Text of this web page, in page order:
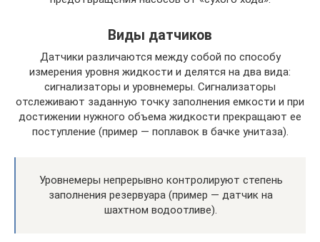
Виды датчиков
Датчики различаются между собой по способу
измерения уровня жидкости и делятся на два вида:
сигнализаторы и уровнемеры. Сигнализаторы
отслеживают заданную точку заполнения емкости и при
достижении нужного объема жидкости прекращают ее
поступление (пример — поплавок в бачке унитаза).
Уровнемеры непрерывно контролируют степень
заполнения резервуара (пример — датчик на
шахтном водоотливе).